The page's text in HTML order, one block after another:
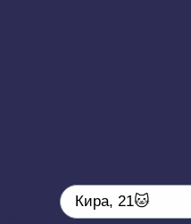
Кира, 21🐱